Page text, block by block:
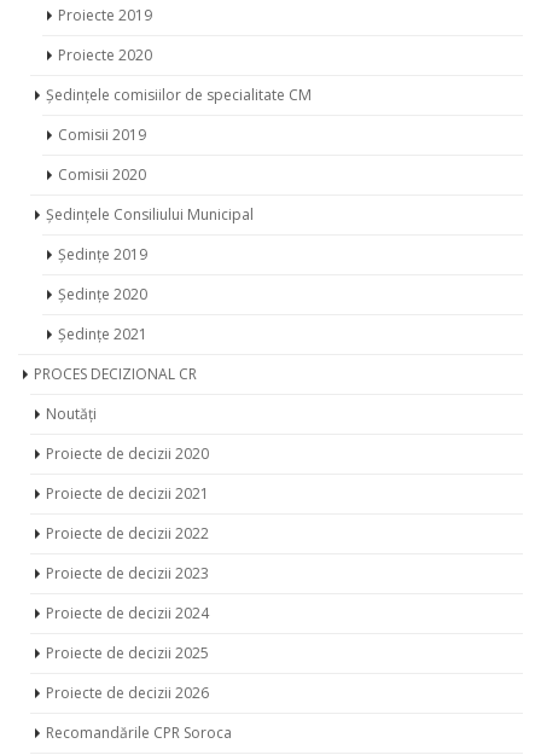
Proiecte 2019
Proiecte 2020
Ședințele comisiilor de specialitate CM
Comisii 2019
Comisii 2020
Ședințele Consiliului Municipal
Ședințe 2019
Ședințe 2020
Ședințe 2021
PROCES DECIZIONAL CR
Noutăți
Proiecte de decizii 2020
Proiecte de decizii 2021
Proiecte de decizii 2022
Proiecte de decizii 2023
Proiecte de decizii 2024
Proiecte de decizii 2025
Proiecte de decizii 2026
Recomandările CPR Soroca